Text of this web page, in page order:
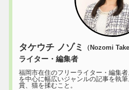
タケウチ ノゾミ （Nozomi
ライター・編集者
福岡市在住のフリーライター・編集
を中心に幅広いジャンルの記事を執
賞、猫を揉むこと。